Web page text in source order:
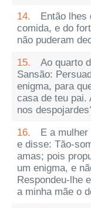
14.
Então lhes
comida, e do
não puderam
15.
Ao quarto
Sansão:
enigma, para
casa de teu pai.
nos
16.
E a
e disse: Tão-
amas; pois
um enigma, e
Respondeu-lhe
a minha mãe o